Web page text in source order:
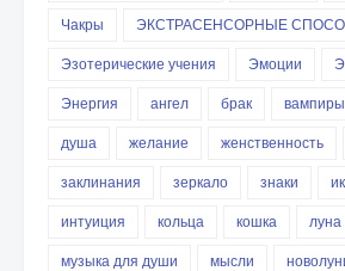
Чакры
ЭКСТРАСЕНСОРНЫЕ
Эзотерические учения
Эмоции
Энергия
ангел брак вампиры
душа
желание женственность
заклинания
зеркало знаки
интуиция
кольца кошка
луна
музыка для души
мысли